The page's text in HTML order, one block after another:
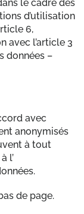
le cadre des
d’utilisation
6,
avec l’article 3
données –
avec
anonymisés
à tout
l’
de page.